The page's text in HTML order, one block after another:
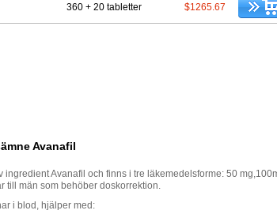
360 + 20 tabletter $1265.67
Avanafil
ingredient Avanafil och finns i tre läkemedelsforme: 50
till män som behöber doskorrektion.
i blod, hjälper med: